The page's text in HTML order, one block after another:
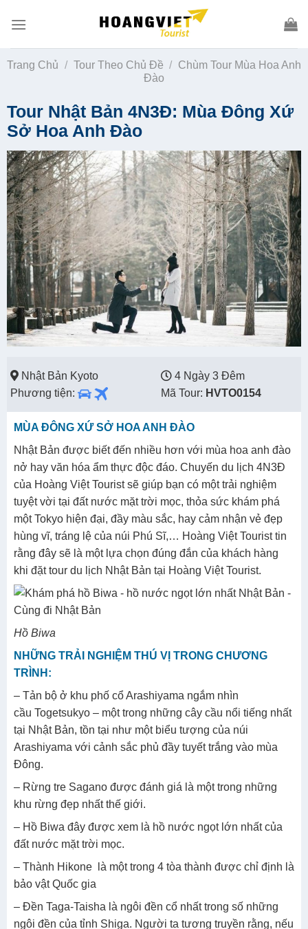
Trang Chủ / Tour Theo Chủ Đề / Chùm Tour Mùa Hoa Anh
Đào
Tour Nhật Bản 4N3Đ: Mùa Đông Xứ
Sở Hoa Anh Đào
Nhật Bản Kyoto
4 Ngày 3 Đêm
Phương tiện:
Mã Tour: HVTO0154
MÙA ĐÔNG XỨ SỞ HOA ANH ĐÀO
Nhật Bản được biết đến nhiều hơn với mùa hoa anh đào
nở hay văn hóa ẩm thực độc đáo. Chuyến du lịch 4N3Đ
của Hoàng Việt Tourist sẽ giúp bạn có một trải nghiệm
tuyệt vời tại đất nước mặt trời mọc, thỏa sức khám phá
một Tokyo hiện đại, đầy màu sắc, hay cảm nhận vẻ đẹp
hùng vĩ, tráng lệ của núi Phú Sĩ,… Hoàng Việt Tourist tin
rằng đây sẽ là một lựa chọn đúng đắn của khách hàng
khi đặt tour du lịch Nhật Bản tại Hoàng Việt Tourist.
Hồ Biwa
NHỮNG TRẢI NGHIỆM THÚ VỊ TRONG CHƯƠNG
TRÌNH:
– Tản bộ ở khu phố cổ Arashiyama ngắm nhìn
cầu Togetsukyo – một trong những cây cầu nổi tiếng nhất
tại Nhật Bản, tồn tại như một biểu tượng của núi
Arashiyama với cảnh sắc phủ đầy tuyết trắng vào mùa
Đông.
– Rừng tre Sagano được đánh giá là một trong những
khu rừng đẹp nhất thế giới.
– Hồ Biwa đây được xem là hồ nước ngọt lớn nhất của
đất nước mặt trời mọc.
– Thành Hikone là một trong 4 tòa thành được chỉ định là
bảo vật Quốc gia
– Đền Taga-Taisha là ngôi đền cổ nhất trong số những
ngôi đền của tỉnh Shiga. Người ta tương truyền rằng, nếu